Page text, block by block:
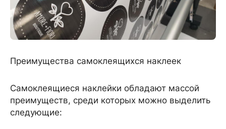
Преимущества самоклеящихся наклеек
Самоклеящиеся наклейки обладают массой
преимуществ, среди которых можно выделить
следующие: